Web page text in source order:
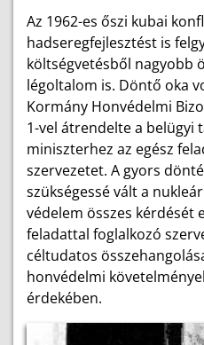
Az 1962-es őszi kubai
hadseregfejlesztést is
költségvetésből nagyobb
légoltalom is. Döntő oka
Kormány Honvédelmi
1-vel átrendelte a belügyi
miniszterhez az egész
szervezetet. A gyors
szükségessé vált a
védelem összes kérdését
feladattal foglalkozó
céltudatos
honvédelmi
érdekében.